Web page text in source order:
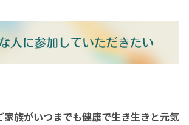
家族がいつまでも健康で生き生きと元気